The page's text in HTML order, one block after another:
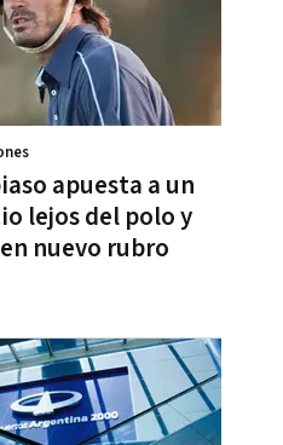
apuesta a un
lejos del polo y
nuevo rubro